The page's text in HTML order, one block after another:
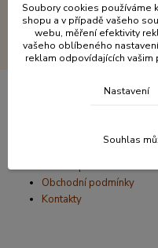
Jak nakupovat
Obchodní podmínky
Kontakty
Soubory cookies používáme
shopu a v případě vašeho
webu, měření efektivity
vašeho oblíbeného
reklam odpovídajících vašim
Nastavení
Souhlas